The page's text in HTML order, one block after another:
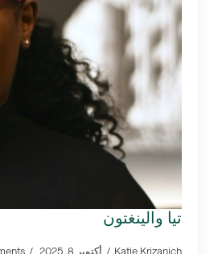
تيا والينغتون